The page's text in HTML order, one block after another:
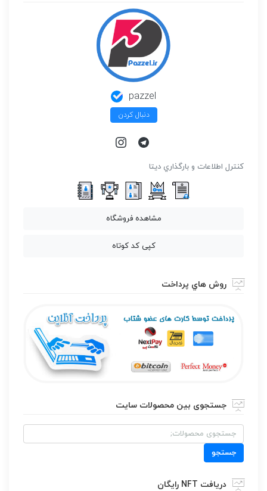
pazzel
دنبال کردن
كنترل اطلاعات و بارگذاري ديتا
مشاهده فروشگاه
کپی کد کوتاه
روش هاي پرداخت
جستجوی بین محصولات سایت
جستجو
برای:
جستجو
دریافت NFT رایگان